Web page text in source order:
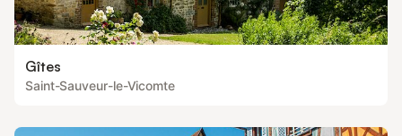
Gîtes
Saint-Sauveur-le-Vicomte